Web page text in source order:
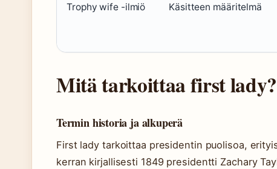
Trophy wife -ilmiö Käsitteen määritelmä
Mitä tarkoittaa first lady?
Termin historia ja alkuperä
First lady tarkoittaa presidentin puolisoa,
kerran kirjallisesti 1849 presidentti Zachary